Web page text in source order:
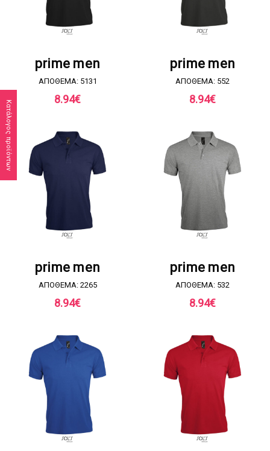
Κατάλογος προϊόντων
prime men
ΑΠΟΘΕΜΑ: 5131
8.94€
prime men
ΑΠΟΘΕΜΑ: 552
8.94€
prime men
ΑΠΟΘΕΜΑ: 2265
8.94€
prime men
ΑΠΟΘΕΜΑ: 532
8.94€